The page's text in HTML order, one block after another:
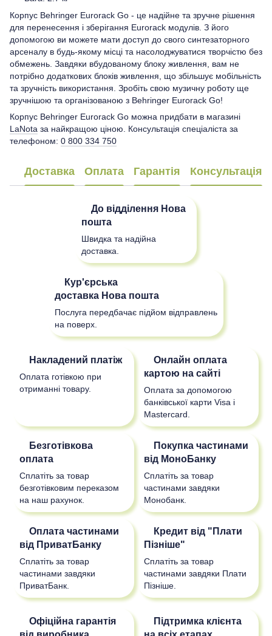
Корпус Behringer Eurorack Go - це надійне та зручне рішення
для перенесення і зберігання Eurorack модулів. З його
допомогою ви можете мати доступ до свого синтезаторного
арсеналу в будь-якому місці та насолоджуватися творчістю без
обмежень. Завдяки вбудованому блоку живлення, вам не
потрібно додаткових блоків живлення, що збільшує мобільність
та зручність використання. Зробіть свою музичну роботу ще
зручнішою та організованою з Behringer Eurorack Go!
Корпус Behringer Eurorack Go можна придбати в магазині
LaNota за найкращою ціною. Консультація спеціаліста за
телефоном: 0 800 334 750
Доставка Оплата Гарантія Консультація
До відділення Нова
пошта
Швидка та надійна
доставка.
Кур'єрська
доставка Нова пошта
Послуга передбачає підйом відправлень
на поверх.
Накладений платіж
Оплата готівкою при
отриманні товару.
Онлайн оплата
картою на сайті
Оплата за допомогою
банківської карти Visa і
Mastercard.
Безготівкова
оплата
Сплатіть за товар
безготівковим переказом
на наш рахунок.
Покупка частинами
від МоноБанку
Сплатіть за товар
частинами завдяки
Монобанк.
Оплата частинами
від ПриватБанку
Сплатіть за товар
частинами завдяки
ПриватБанк.
Кредит від "Плати
Пізніше"
Сплатіть за товар
частинами завдяки Плати
Пізніше.
Офіційна гарантія
Підтримка клієнта